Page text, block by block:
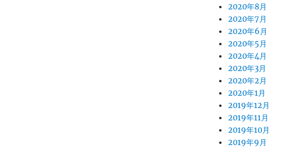
2020年8月
2020年7月
2020年6月
2020年5月
2020年4月
2020年3月
2020年2月
2020年1月
2019年12月
2019年11月
2019年10月
2019年9月